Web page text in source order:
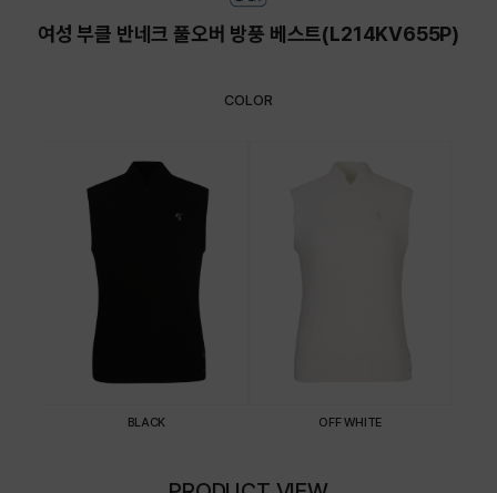
여성 부클 반네크 풀오버 방풍 베스트(L214KV655P)
COLOR
BLACK OFF WHITE